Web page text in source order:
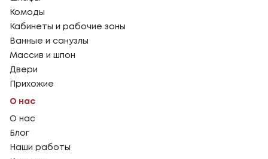
Комоды
Кабинеты и рабочие зоны
Ванные и санузлы
Массив и шпон
Двери
Прихожие
О нас
О нас
Блог
Наши работы